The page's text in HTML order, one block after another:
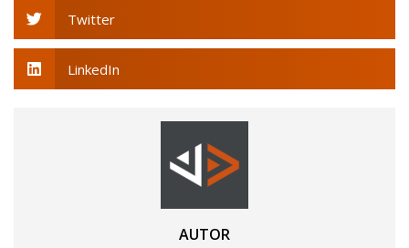
Twitter
LinkedIn
AUTOR